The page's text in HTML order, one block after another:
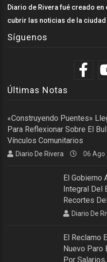
Diario de Rivera fué creado
cubrir las noticias de la
Síguenos
Últimas Notas
«Construyendo Puentes»
Para Reflexionar Sobre El
Vínculos Comunitarios
Diario De Rivera 06 Ago
El Gobierno
Integral Del
Recortes
Diario De
El Reclamo
Nuevo Paro
Por